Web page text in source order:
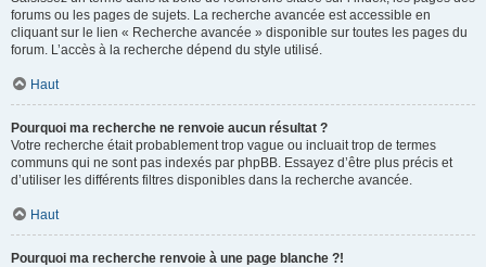
forums ou les pages de sujets. La recherche avancée est accessible en
cliquant sur le lien « Recherche avancée » disponible sur toutes les pages du
forum. L’accès à la recherche dépend du style utilisé.
Haut
Pourquoi ma recherche ne renvoie aucun résultat ?
Votre recherche était probablement trop vague ou incluait trop de termes
communs qui ne sont pas indexés par phpBB. Essayez d’être plus précis et
d’utiliser les différents filtres disponibles dans la recherche avancée.
Haut
Pourquoi ma recherche renvoie à une page blanche ?!